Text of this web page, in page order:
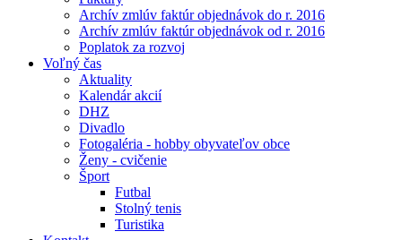
Archív zmlúv faktúr objednávok do r. 2016
Archív zmlúv faktúr objednávok od r. 2016
Poplatok za rozvoj
Voľný čas
Aktuality
Kalendár akcií
DHZ
Divadlo
Fotogaléria - hobby obyvateľov obce
Ženy - cvičenie
Šport
Futbal
Stolný tenis
Turistika